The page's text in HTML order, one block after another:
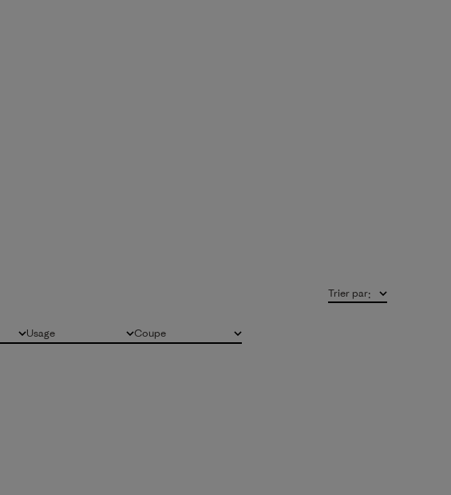
Usage
Tous Coupe
Tous
Trier par: